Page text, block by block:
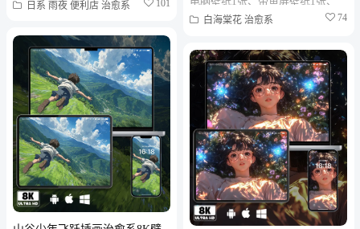
日系 雨夜 便利店 治愈系 101
折叠屏壁纸1张、MAC笔记本壁纸
白海棠花 治愈系 74